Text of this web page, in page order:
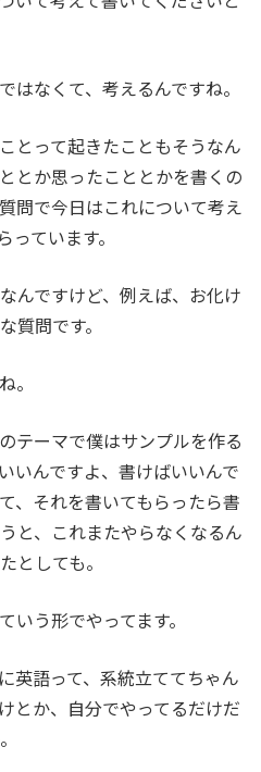
はなくて、考えるんですね。
とって起きたこともそうなん
とか思ったこととかを書くの
問で今日はこれについて考え
ています。
んですけど、例えば、お化け
質問です。
。
テーマで僕はサンプルを作る
いんですよ、書けばいいんで
、それを書いてもらったら書
と、これまたやらなくなるん
としても。
いう形でやってます。
英語って、系統立ててちゃん
とか、自分でやってるだけだ